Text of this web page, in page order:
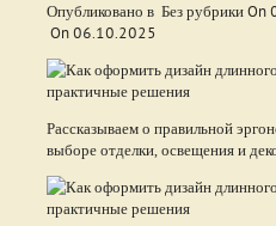
Опубликовано в Без рубрики On
On06.10.2025
Рассказываем о правильной
выборе отделки, освещения и